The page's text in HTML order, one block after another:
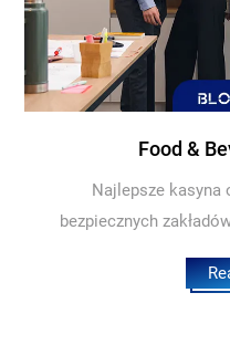
Food &
Najlepsze kasyna
bezpiecznych